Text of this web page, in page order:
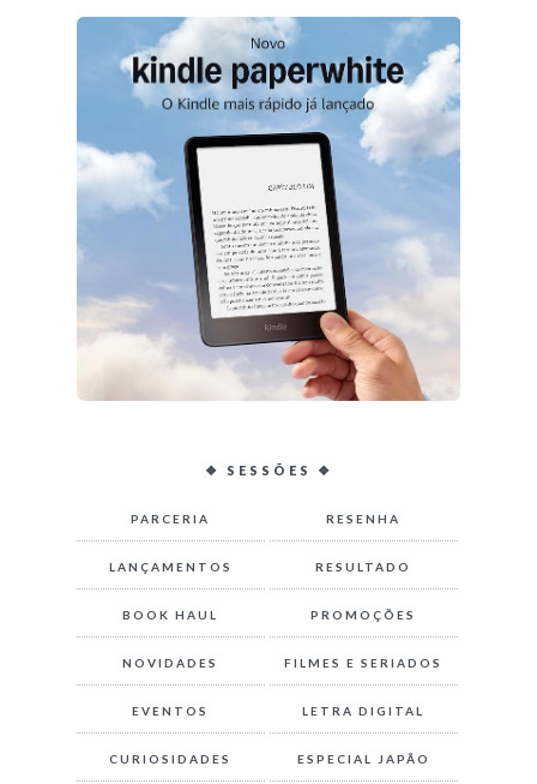
❖ SESSÕES ❖
PARCERIA RESENHA
LANÇAMENTOS RESULTADO
BOOK HAUL PROMOÇÕES
NOVIDADES FILMES E SERIADOS
EVENTOS LETRA DIGITAL
CURIOSIDADES ESPECIAL JAPÃO